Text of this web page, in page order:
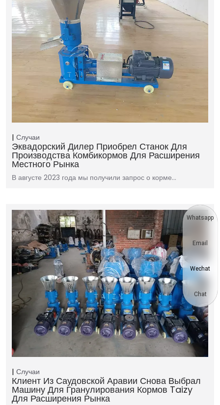
Случаи
Эквадорский Дилер Приобрел Станок Для
Производства Комбикормов Для Расширения
Местного Рынка
В августе 2023 года мы получили запрос о корме…
Случаи
Клиент Из Саудовской Аравии Снова Выбрал
Машину Для Гранулирования Кормов Taizy
Для Расширения Рынка
Whatsapp
Email
Wechat
Chat